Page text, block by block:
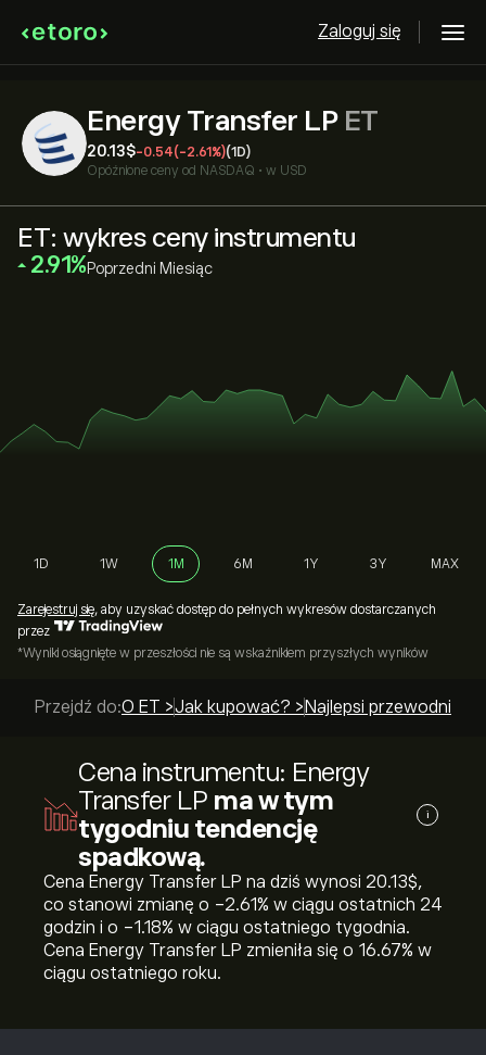
Zaloguj się
Energy Transfer LP ET
20.13‎$‎-0.54(-2.61%)(1D)
Opóźnione ceny od NASDAQ • w USD
ET: wykres ceny instrumentu
‎2.91‎ Poprzedni Miesiąc
1D 1W 1M 6M 1Y 3Y MAX
Zarejestruj się, aby uzyskać dostęp do pełnych wykresów dostarczanych
przez
*Wyniki osiągnięte w przeszłości nie są wskaźnikiem przyszłych wyników
Przejdź do:O ET >Jak kupować? > Najlepsi przewodnicy >
Cena instrumentu: Energy
Transfer LP ma w tym
tygodniu tendencję
spadkową.
i
Cena Energy Transfer LP na dziś wynosi 20.13‎$‎,
co stanowi zmianę o ‎-2.61‎% w ciągu ostatnich 24
godzin i o ‎-1.18‎% w ciągu ostatniego tygodnia.
Cena Energy Transfer LP zmieniła się o ‎16.67‎% w
ciągu ostatniego roku.